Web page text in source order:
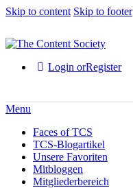
Skip to content Skip to footer
Login orRegister
Menu
Faces of TCS
TCS-Blogartikel
Unsere Favoriten
Mitbloggen
Mitgliederbereich